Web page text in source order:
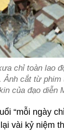
chỉ toàn lao
Ảnh cắt từ phim
của đạo diễn
“mỗi ngày
vài kỷ niệm